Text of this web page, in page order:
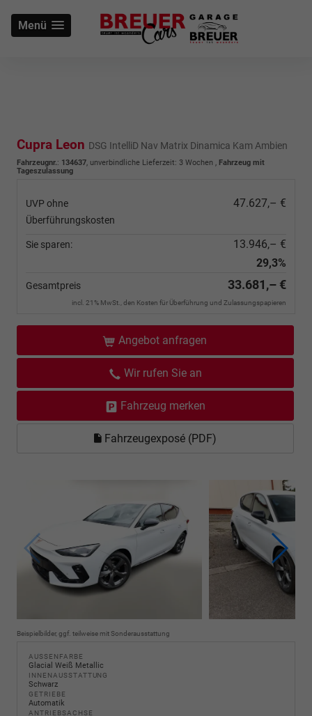
Menü
Cupra Leon DSG IntelliD Nav Matrix Dinamica Kam Ambien
Fahrzeugnr.: 134637, unverbindliche Lieferzeit: 3 Wochen , Fahrzeug mit
Tageszulassung
UVP ohne
Überführungskosten
47.627,– €
Sie sparen:
13.946,– €
29,3%
Gesamtpreis 33.681,– €
incl. 21% MwSt., den Kosten für Überführung und Zulassungspapieren
Angebot anfragen
Wir rufen Sie an
Fahrzeug merken
Fahrzeugexposé (PDF)
Beispielbilder, ggf. teilweise mit Sonderausstattung
AUSSENFARBE
Glacial Weiß Metallic
INNENAUSSTATTUNG
Schwarz
GETRIEBE
Automatik
ANTRIEBSACHSE